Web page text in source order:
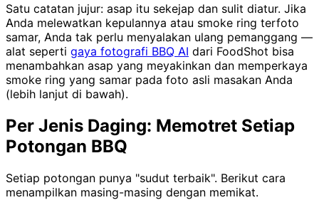
Satu catatan jujur: asap itu sekejap dan sulit diatur. Jika
Anda melewatkan kepulannya atau smoke ring terfoto
samar, Anda tak perlu menyalakan ulang pemanggang —
alat seperti gaya fotografi BBQ AI dari FoodShot bisa
menambahkan asap yang meyakinkan dan memperkaya
smoke ring yang samar pada foto asli masakan Anda
(lebih lanjut di bawah).
Per Jenis Daging: Memotret Setiap
Potongan BBQ
Setiap potongan punya "sudut terbaik". Berikut cara
menampilkan masing-masing dengan memikat.